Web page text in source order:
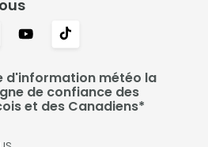
d'information météo la
de confiance des
et des Canadiens*